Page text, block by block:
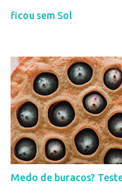
ficou sem Sol
Medo de buracos?